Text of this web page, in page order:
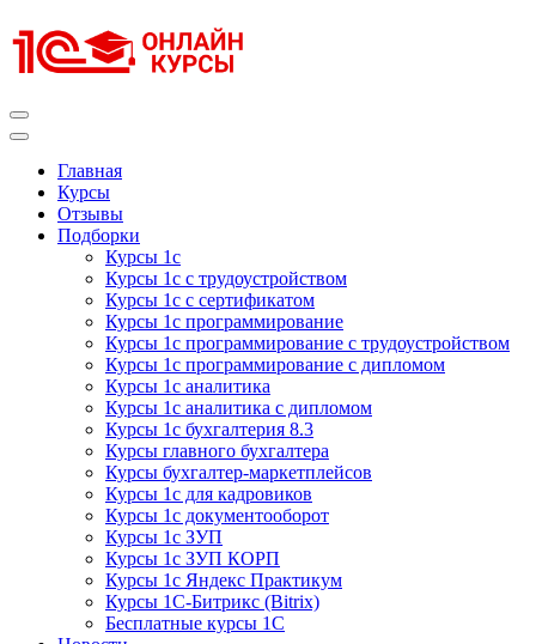
к
содержимому
Главная
Курсы
Отзывы
Подборки
Курсы 1с
Курсы 1с с трудоустройством
Курсы 1с с сертификатом
Курсы 1с программирование
Курсы 1с программирование с трудоустройством
Курсы 1с программирование с дипломом
Курсы 1с аналитика
Курсы 1с аналитика с дипломом
Курсы 1с бухгалтерия 8.3
Курсы главного бухгалтера
Курсы бухгалтер-маркетплейсов
Курсы 1с для кадровиков
Курсы 1с документооборот
Курсы 1с ЗУП
Курсы 1с ЗУП КОРП
Курсы 1с Яндекс Практикум
Курсы 1С-Битрикс (Bitrix)
Бесплатные курсы 1С